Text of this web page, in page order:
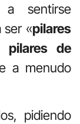
sentirse
ser «pilares
pilares de
a menudo
pidiendo